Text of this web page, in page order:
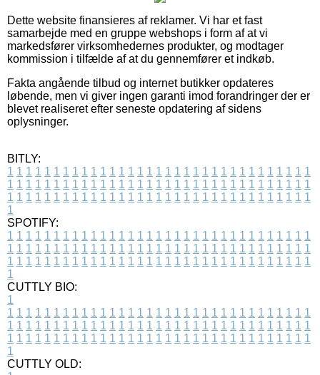
Dette website finansieres af reklamer. Vi har et fast
samarbejde med en gruppe webshops i form af at vi
markedsfører virksomhedernes produkter, og modtager
kommission i tilfælde af at du gennemfører et indkøb.
Fakta angående tilbud og internet butikker opdateres
løbende, men vi giver ingen garanti imod forandringer der er
blevet realiseret efter seneste opdatering af sidens
oplysninger.
BITLY:
1 1 1 1 1 1 1 1 1 1 1 1 1 1 1 1 1 1 1 1 1 1 1 1 1 1 1 1 1 1 1 1 1
1 1 1 1 1 1 1 1 1 1 1 1 1 1 1 1 1 1 1 1 1 1 1 1 1 1 1 1 1 1 1 1 1
1 1 1 1 1 1 1 1 1 1 1 1 1 1 1 1 1 1 1 1 1 1 1 1 1 1 1 1 1 1 1 1 1
1
SPOTIFY:
1 1 1 1 1 1 1 1 1 1 1 1 1 1 1 1 1 1 1 1 1 1 1 1 1 1 1 1 1 1 1 1 1
1 1 1 1 1 1 1 1 1 1 1 1 1 1 1 1 1 1 1 1 1 1 1 1 1 1 1 1 1 1 1 1 1
1 1 1 1 1 1 1 1 1 1 1 1 1 1 1 1 1 1 1 1 1 1 1 1 1 1 1 1 1 1 1 1 1
1
CUTTLY BIO:
1
1 1 1 1 1 1 1 1 1 1 1 1 1 1 1 1 1 1 1 1 1 1 1 1 1 1 1 1 1 1 1 1 1
1 1 1 1 1 1 1 1 1 1 1 1 1 1 1 1 1 1 1 1 1 1 1 1 1 1 1 1 1 1 1 1 1
1 1 1 1 1 1 1 1 1 1 1 1 1 1 1 1 1 1 1 1 1 1 1 1 1 1 1 1 1 1 1 1 1
1
CUTTLY OLD: